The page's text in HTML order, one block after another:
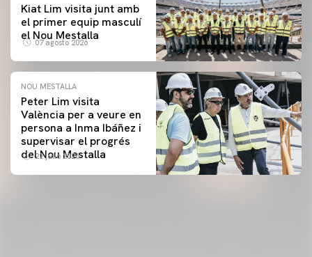
Kiat Lim visita junt amb
el primer equip masculí
el Nou Mestalla
07 agosto 2026
NOU MESTALLA
Peter Lim visita
València per a veure en
persona a Inma Ibáñez i
supervisar el progrés
del Nou Mestalla
22 julio 2026